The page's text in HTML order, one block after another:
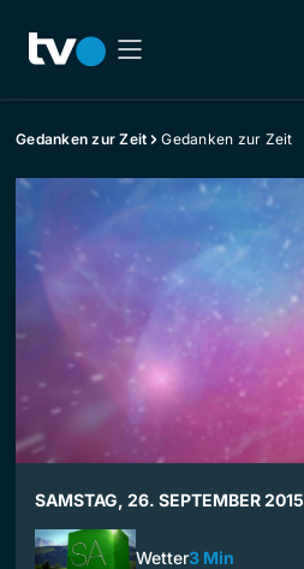
Gedanken zur Zeit Gedanken zur Zeit
SAMSTAG, 26. SEPTEMBER 2015
Wetter3 Min